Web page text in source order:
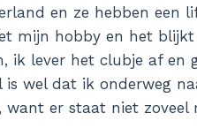
en ze hebben een
mijn hobby en het
ik lever het clubje af en
wel dat ik onderweg
er staat niet zoveel